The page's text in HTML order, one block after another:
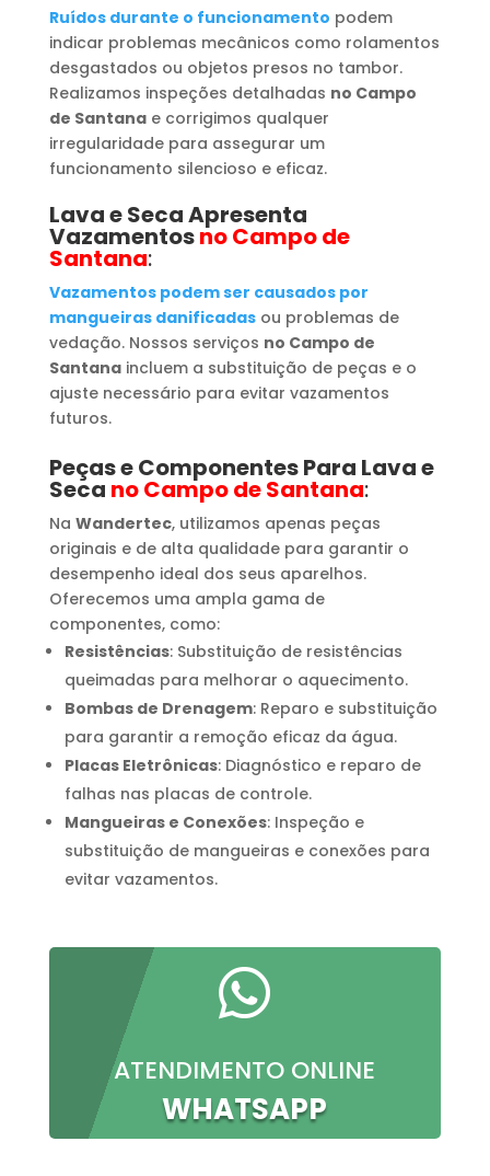
Ruídos durante o funcionamento podem
indicar problemas mecânicos como rolamentos
desgastados ou objetos presos no tambor.
Realizamos inspeções detalhadas no Campo
de Santanae corrigimos qualquer
irregularidade para assegurar um
funcionamento silencioso e eficaz.
Lava e Seca Apresenta
Vazamentosno Campo de
Santana:
Vazamentos podem ser causados por
mangueiras danificadas ou problemas de
vedação. Nossos serviços no Campo de
Santanaincluem a substituição de peças e o
ajuste necessário para evitar vazamentos
futuros.
Peças e Componentes Para Lava e
Seca no Campo de Santana:
Na Wandertec, utilizamos apenas peças
originais e de alta qualidade para garantir o
desempenho ideal dos seus aparelhos.
Oferecemos uma ampla gama de
componentes, como:
Resistências: Substituição de resistências
queimadas para melhorar o aquecimento.
Bombas de Drenagem: Reparo e substituição
para garantir a remoção eficaz da água.
Placas Eletrônicas: Diagnóstico e reparo de
falhas nas placas de controle.
Mangueiras e Conexões: Inspeção e
substituição de mangueiras e conexões para
evitar vazamentos.

ATENDIMENTO ONLINE
WHATSAPP